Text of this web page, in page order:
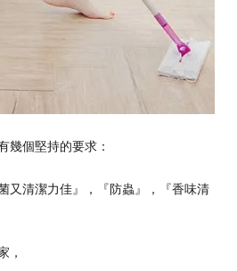
幾個堅持的要求：
又清潔力佳』，『防蟲』，『香味清
，